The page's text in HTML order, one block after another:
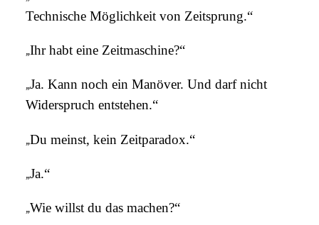
Technische Möglichkeit von Zeitsprung.“
„Ihr habt eine Zeitmaschine?“
„Ja. Kann noch ein Manöver. Und darf nicht
Widerspruch entstehen.“
„Du meinst, kein Zeitparadox.“
„Ja.“
„Wie willst du das machen?“